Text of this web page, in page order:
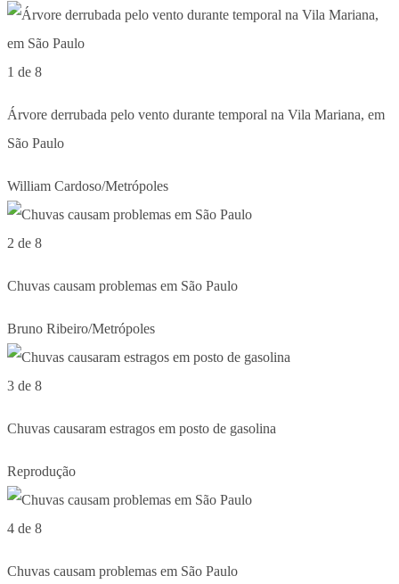
1 de 8
Árvore derrubada pelo vento durante temporal na Vila Mariana, em
São Paulo
William Cardoso/Metrópoles
2 de 8
Chuvas causam problemas em São Paulo
Bruno Ribeiro/Metrópoles
3 de 8
Chuvas causaram estragos em posto de gasolina
Reprodução
4 de 8
Chuvas causam problemas em São Paulo